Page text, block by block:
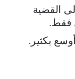
القضية
فقط.
بكثير.